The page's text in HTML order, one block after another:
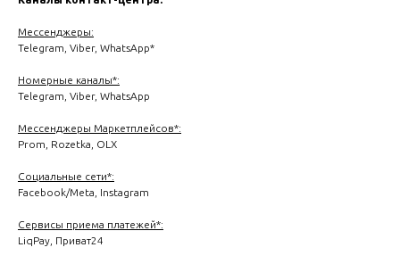
Мессенджеры:
Telegram, Viber, WhatsApp*
Номерные каналы*:
Telegram, Viber, WhatsApp
Мессенджеры Маркетплейсов*:
Prom, Rozetka, OLX
Социальные сети*:
Facebook/Meta, Instagram
Cервисы приема платежей*:
LiqPay, Приват24